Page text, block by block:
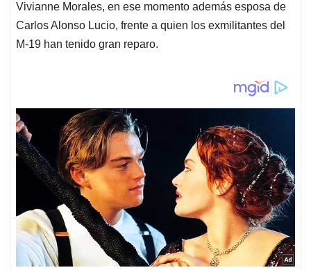
Vivianne Morales, en ese momento además esposa de
Carlos Alonso Lucio, frente a quien los exmilitantes del
M-19 han tenido gran reparo.